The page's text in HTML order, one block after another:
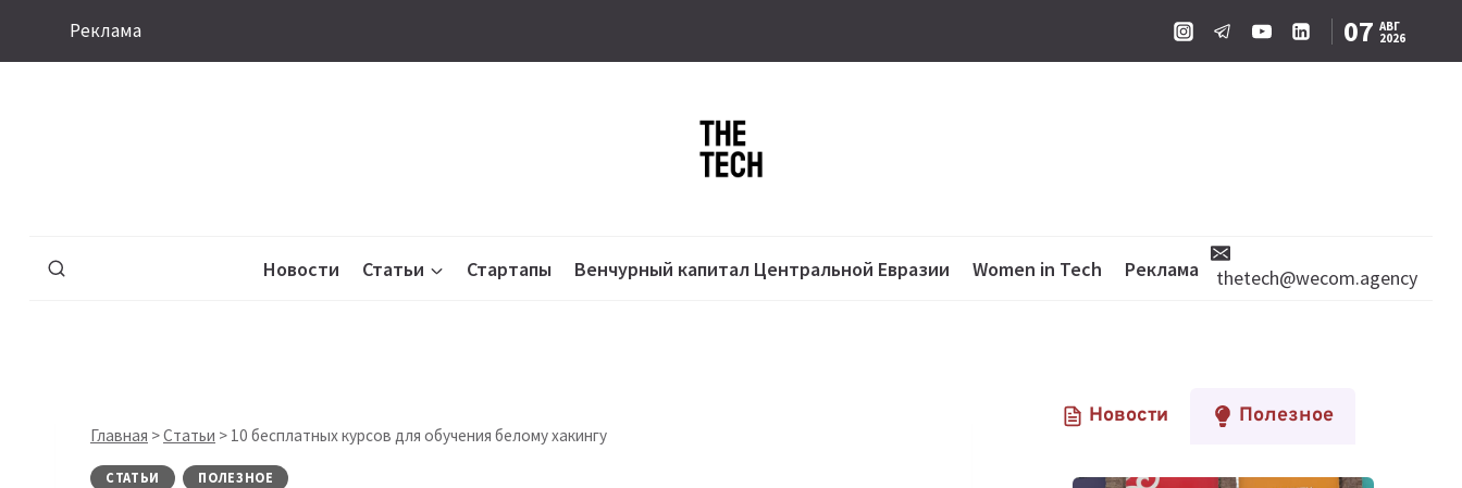
Реклама 07 АВГ
2026
Новости Статьи Стартапы Венчурный капитал Центральной Евразии Women in Tech Реклама thetech@wecom.agency
Главная >Статьи > 10 бесплатных курсов для обучения белому хакингу
СТАТЬИ ПОЛЕЗНОЕ
Новости Полезное